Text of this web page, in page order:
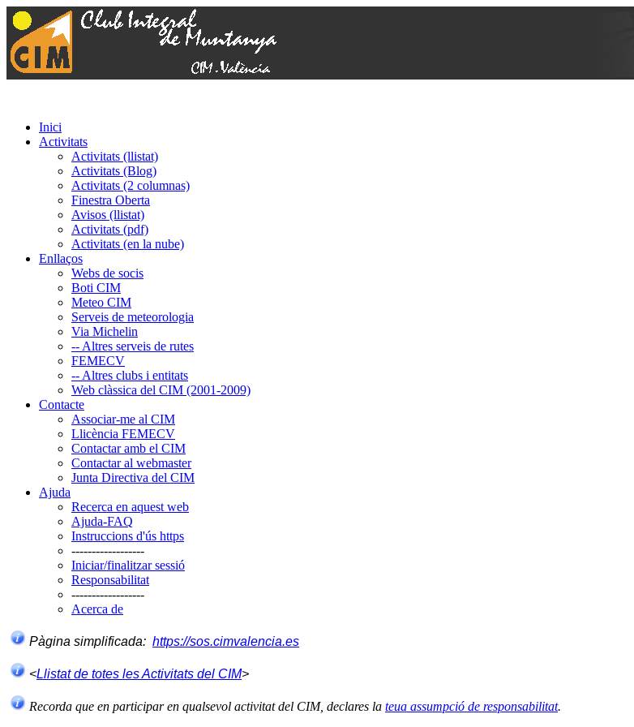
Inici
Activitats
Activitats (llistat)
Activitats (Blog)
Activitats (2 columnas)
Finestra Oberta
Avisos (llistat)
Activitats (pdf)
Activitats (en la nube)
Enllaços
Webs de socis
Boti CIM
Meteo CIM
Serveis de meteorologia
Via Michelin
-- Altres serveis de rutes
FEMECV
-- Altres clubs i entitats
Web clàssica del CIM (2001-2009)
Contacte
Associar-me al CIM
Llicència FEMECV
Contactar amb el CIM
Contactar al webmaster
Junta Directiva del CIM
Ajuda
Recerca en aquest web
Ajuda-FAQ
Instruccions d'ús https
------------------
Iniciar/finalitzar sessió
Responsabilitat
------------------
Acerca de
Pàgina simplificada: https://sos.cimvalencia.es
<Llistat de totes les Activitats del CIM>
Recorda que en participar en qualsevol activitat del CIM, declares la teua assumpció de responsabilitat.